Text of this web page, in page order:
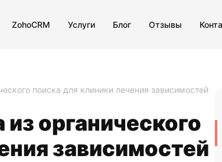
ZohoCRM Услуги Блог Отзывы
поиска для клиники лечения зависимостей
органического
зависимостей